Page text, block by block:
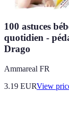
100 astuces
quotidien -
Drago
Ammareal FR
3.19 EURView